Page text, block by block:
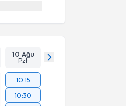
10 Ağu
Pzt
10:15
10:30